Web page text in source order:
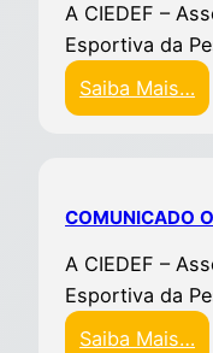
A CIEDEF –
Esportiva da
Saiba Mais…
COMUNICADO
A CIEDEF –
Esportiva da
Saiba Mais…